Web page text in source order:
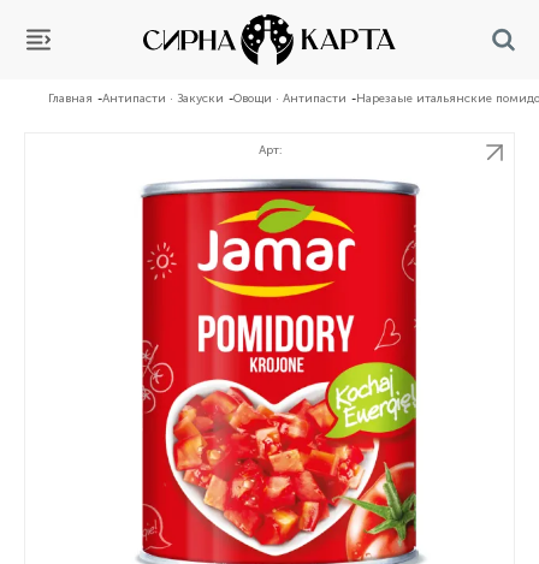
Главная Антипасти · Закуски Овощи · Антипасти Нарезаые итальянские
Арт: